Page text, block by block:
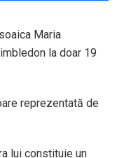
Maria
la doar 19
reprezentată de
lui constituie un